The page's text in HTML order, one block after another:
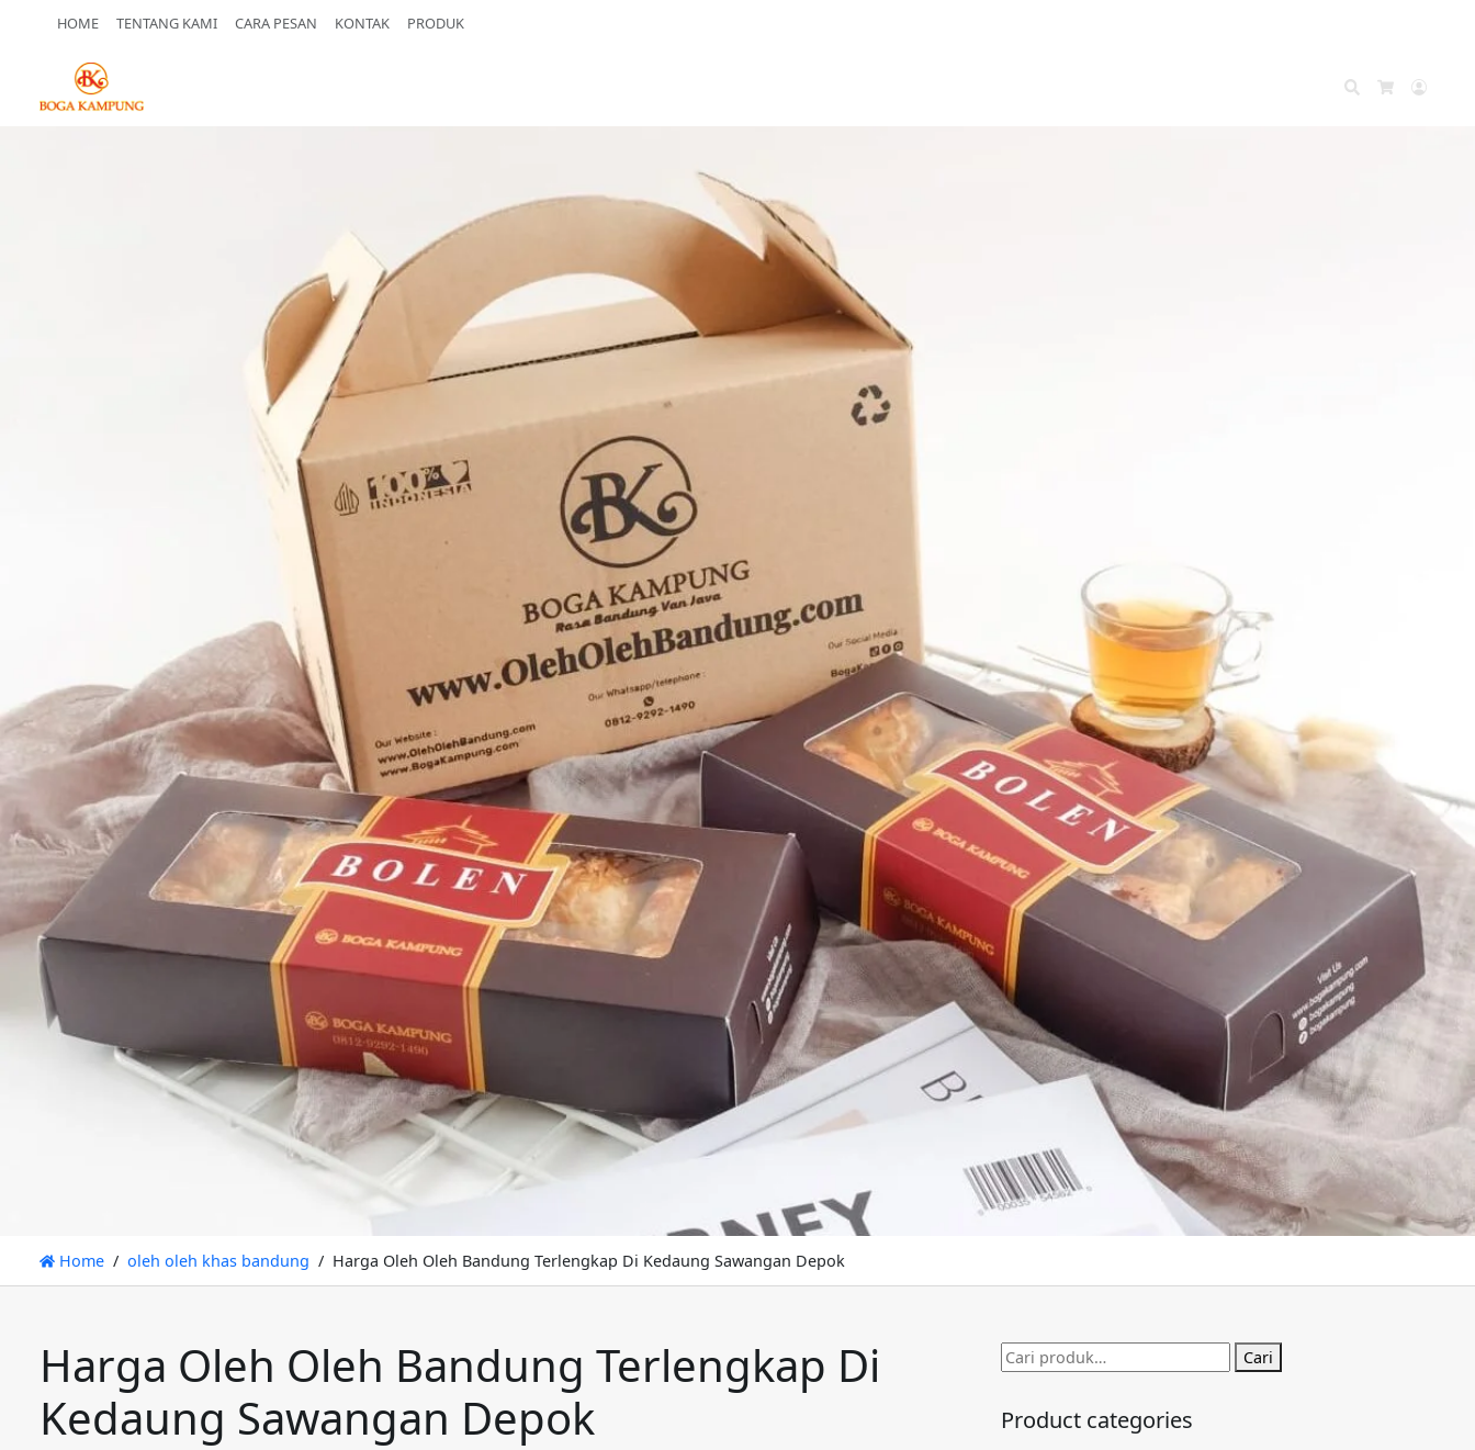
HOME TENTANG KAMI CARA PESAN KONTAK PRODUK
Search
Home oleh oleh khas bandung Harga Oleh Oleh Bandung Terlengkap Di Kedaung Sawangan Depok
Harga Oleh Oleh Bandung Terlengkap Di
Kedaung Sawangan Depok
Pencarian
untuk:
Cari
Product categories